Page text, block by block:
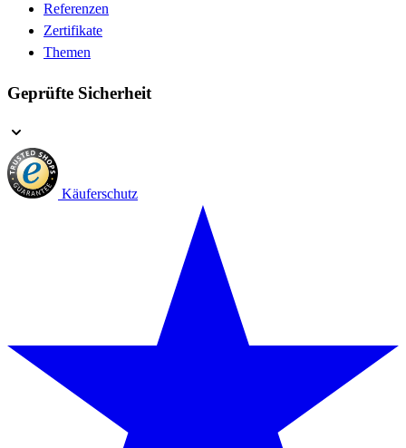
Referenzen
Zertifikate
Themen
Geprüfte Sicherheit
Käuferschutz